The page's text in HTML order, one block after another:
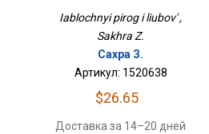
Iablochnyi pirog i liubov' ,
Sakhra Z.
Сахра З.
Артикул: 1520638
$26.65
Доставка за 14–20 дней